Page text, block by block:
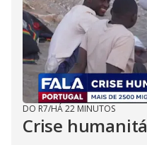
DO R7/HÁ 22 MINUTOS
Crise